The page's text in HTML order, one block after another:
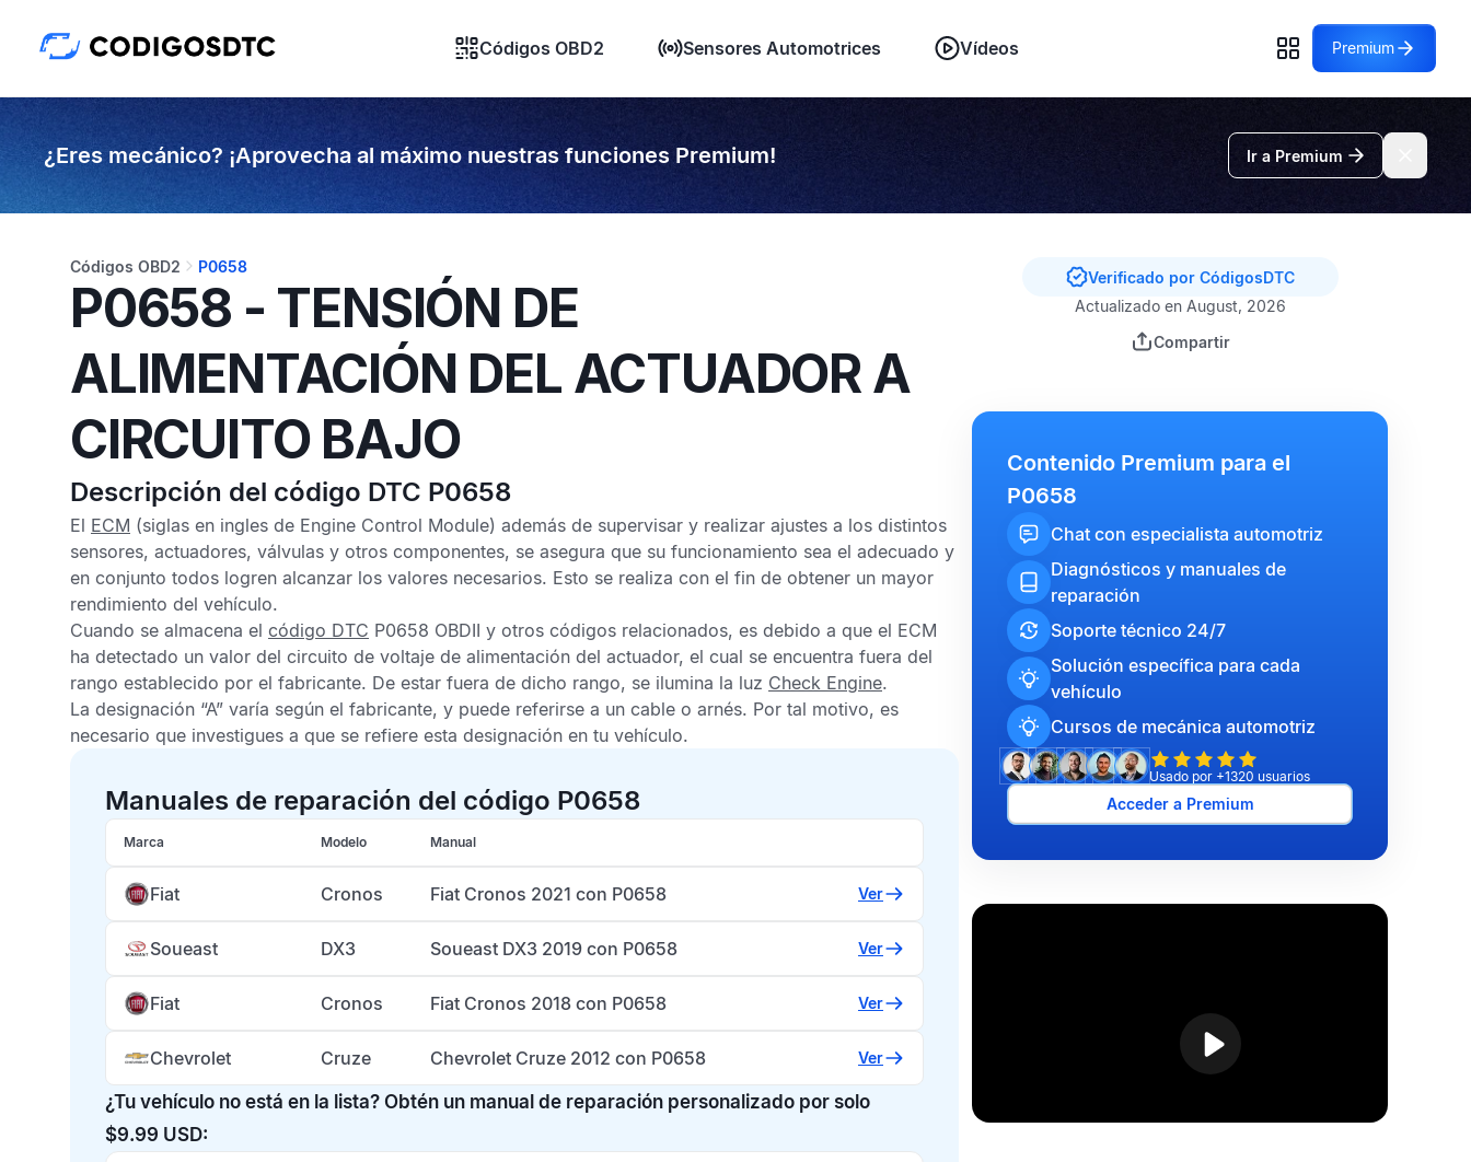
Códigos OBD2 Sensores Automotrices Vídeos Premium
¿Eres mecánico? ¡Aprovecha al máximo nuestras funciones Premium! Ir a Premium
Códigos OBD2 P0658
P0658 - TENSIÓN DE
ALIMENTACIÓN DEL ACTUADOR A
CIRCUITO BAJO
Descripción del código DTC P0658
El ECM (siglas en ingles de Engine Control Module) además de supervisar y realizar ajustes a los distintos
sensores, actuadores, válvulas y otros componentes, se asegura que su funcionamiento sea el adecuado y
en conjunto todos logren alcanzar los valores necesarios. Esto se realiza con el fin de obtener un mayor
rendimiento del vehículo.
Cuando se almacena el código DTC P0658 OBDII y otros códigos relacionados, es debido a que el ECM
ha detectado un valor del circuito de voltaje de alimentación del actuador, el cual se encuentra fuera del
rango establecido por el fabricante. De estar fuera de dicho rango, se ilumina la luz Check Engine.
La designación “A” varía según el fabricante, y puede referirse a un cable o arnés. Por tal motivo, es
necesario que investigues a que se refiere esta designación en tu vehículo.
Manuales de reparación del código P0658
Marca Modelo Manual
Fiat Cronos Fiat Cronos 2021 con P0658 Ver
Soueast DX3 Soueast DX3 2019 con P0658 Ver
Fiat Cronos Fiat Cronos 2018 con P0658 Ver
Chevrolet Cruze Chevrolet Cruze 2012 con P0658 Ver
¿Tu vehículo no está en la lista? Obtén un manual de reparación personalizado por solo
$9.99 USD:
Verificado por CódigosDTC
Actualizado en August, 2026
Compartir
Contenido Premium para el
P0658
Chat con especialista automotriz
Diagnósticos y manuales de
reparación
Soporte técnico 24/7
Solución específica para cada
vehículo
Cursos de mecánica automotriz
Usado por +1320 usuarios
Acceder a Premium